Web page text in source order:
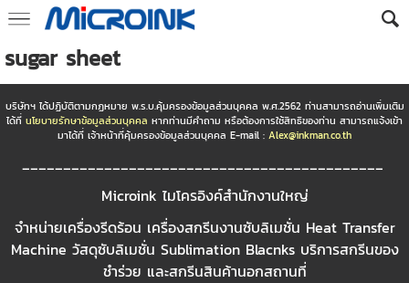
sugar sheet
บริษัทฯ ได้ปฏิบัติตามกฏหมาย พ.ร.บ.คุ้มครองข้อมูลส่วนบุคคล พ.ศ.2562 ท่านสามารถอ่านเพิ่มเติม
ได้ที่ นโยบายรักษาข้อมูลส่วนบุคคล หากท่านมีคำถาม หรือต้องการใช้สิทธิของท่าน สามารถแจ้งเข้า
มาได้ที่ เจ้าหน้าที่คุ้มครองข้อมูลส่วนบุคคล E-mail : Alex@inkman.co.th
____________________________________________
Microink ไมโครอิงค์สำนักงานใหญ่
จำหน่ายเครื่องรีดร้อน เครื่องสกรีนงานซับลิเมชั่น Heat Transfer
Machine วัสดุซับลิเมชั่น Sublimation Blacnks บริการสกรีนของ
ชำร่วย และสกรีนสินค้านอกสถานที่